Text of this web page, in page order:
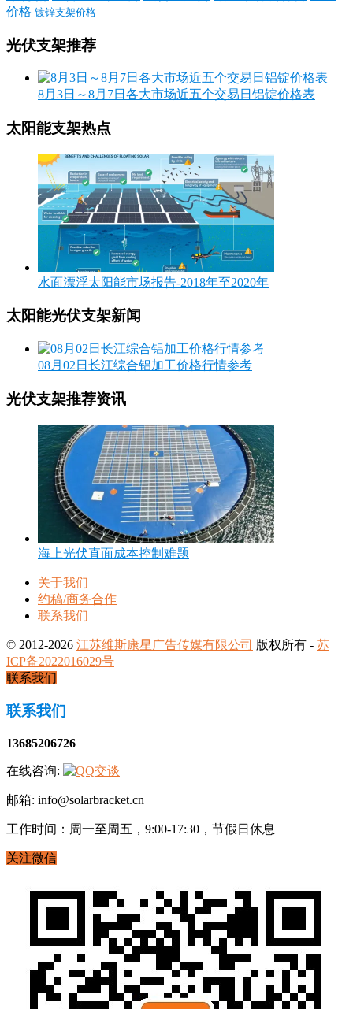
价格 镀锌支架价格
光伏支架推荐
8月3日～8月7日各大市场近五个交易日铝锭价格表
太阳能支架热点
水面漂浮太阳能市场报告-2018年至2020年
太阳能光伏支架新闻
08月02日长江综合铝加工价格行情参考
光伏支架推荐资讯
海上光伏直面成本控制难题
关于我们
约稿/商务合作
联系我们
© 2012-2026 江苏维斯康星广告传媒有限公司 版权所有 - 苏
ICP备2022016029号
联系我们
联系我们
13685206726
在线咨询:
邮箱: info@solarbracket.cn
工作时间：周一至周五，9:00-17:30，节假日休息
关注微信